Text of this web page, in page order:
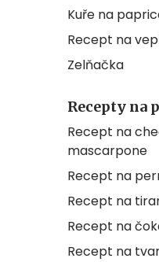
Kuře na
Recept na
Zelňačka
Recepty na
Recept na
mascarpone
Recept na
Recept na
Recept na
Recept na